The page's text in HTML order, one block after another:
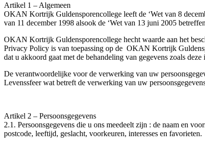
Artikel 1 – Algemeen
OKAN Kortrijk Guldensporencollege leeft de ‘Wet van 8
van 11 december 1998 alsook de ‘Wet van 13 juni 2005
OKAN Kortrijk Guldensporencollege hecht waarde aan het
Privacy Policy is van toepassing op de OKAN Kortrijk
dat u akkoord gaat met de behandeling van gegevens zoals
De verantwoordelijke voor de verwerking van uw
Levenssfeer wat betreft de verwerking van uw
Artikel 2 – Persoonsgegevens
2.1. Persoonsgegevens die u ons meedeelt zijn : de naam en
postcode, leeftijd, geslacht, voorkeuren, interesses en favorieten.